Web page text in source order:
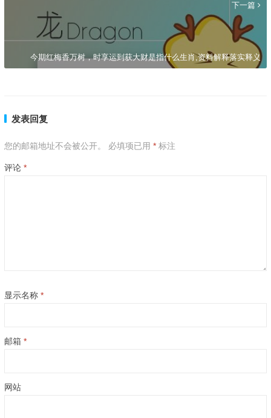
下一篇
今期红梅香万树，时享运到获大财是指什么生肖,资料解释落实释义
发表回复
您的邮箱地址不会被公开。 必填项已用 *标注
评论 *
显示名称 *
邮箱 *
网站